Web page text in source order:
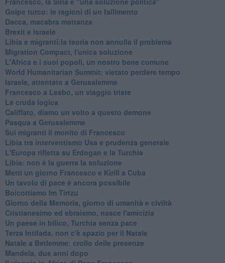
Golpe turco: le ragioni di un fallimento
Dacca, macabra mattanza
Brexit e Israele
Libia e migranti:la teoria non annulla il problema
Migration Compact, l'unica soluzione
L'Africa e i suoi popoli, un nostro bene comune
World Humanitarian Summit: vietato perdere tempo
Israele, attentato a Gerusalemme
Francesco a Lesbo, un viaggio triste
La cruda logica
Califfato, diamo un volto a questo demone
Pasqua a Gerusalemme
Sui migranti il monito di Francesco
Libia tra interventismo Usa e prudenza generale
L'Europa rifletta su Erdogan e la Turchia
Libia: non è la guerra la soluzione
Metti un giorno Francesco e Kirill a Cuba
Un tavolo di pace è ancora possibile
Boicottiamo Im Tirtzu
Giorno della Memoria, giorno di umanità e civiltà
Cristianesimo ed ebraismo, nasce l'amicizia
Un paese in bilico, Turchia senza pace
Terza Intifada, non c'è spazio per il Natale
Natale a Betlemme: crollo delle presenze
Mandela, due anni dopo